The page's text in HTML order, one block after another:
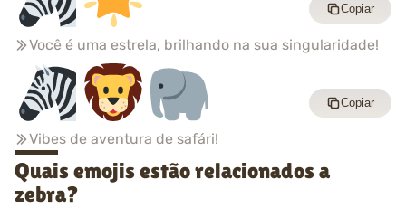
Você é uma estrela, brilhando na sua singularidade!
Copiar
Vibes de aventura de safári!
Copiar
Quais emojis estão relacionados a
zebra?